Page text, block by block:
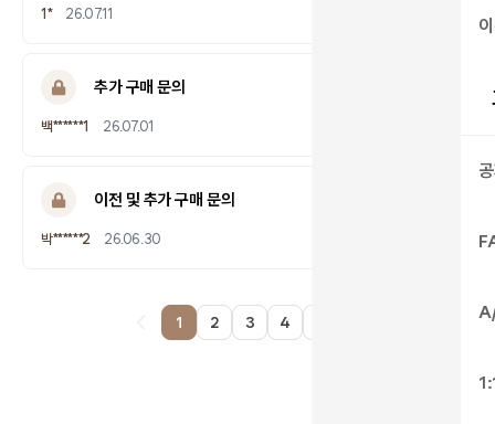
1* 26.07.11
추가 구매 문의
백******1 26.07.01
이전 및 추가 구매 문의
박******2 26.06.30
열린
1 페이지
2
페이지
3
페이지
4
페이지